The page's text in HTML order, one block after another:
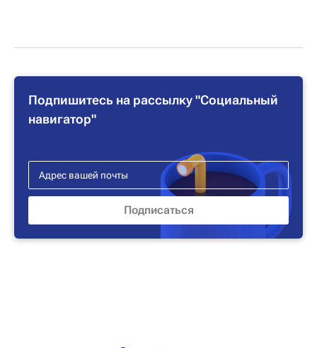
Подпишитесь на рассылку "Социальный
навигатор"